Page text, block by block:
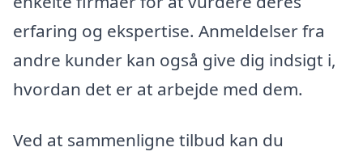
erfaring og ekspertise. Anmeldelser fra
andre kunder kan også give dig indsigt i,
hvordan det er at arbejde med dem.
Ved at sammenligne tilbud kan du